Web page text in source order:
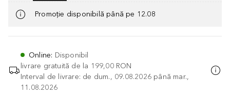
Promoție disponibilă până pe 12.08
Online: Disponibil
livrare gratuită de la 199,00 RON
Interval de livrare: de dum., 09.08.2026 până mar.,
11.08.2026